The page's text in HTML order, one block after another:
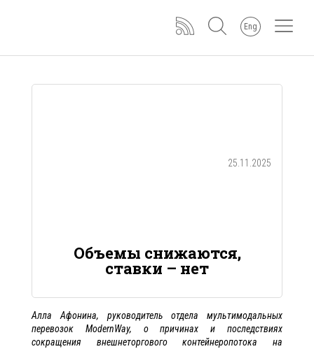
Eng
25.11.2025
Объемы снижаются,
ставки – нет
Алла Афонина, руководитель отдела мультимодальных
перевозок ModernWay, о причинах и последствиях
сокращения внешнеторгового контейнеропотока на